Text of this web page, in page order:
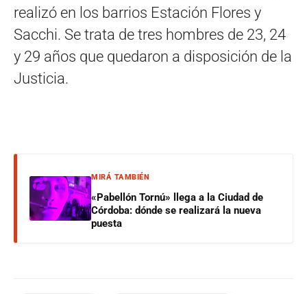
realizó en los barrios Estación Flores y
Sacchi. Se trata de tres hombres de 23, 24
y 29 años que quedaron a disposición de la
Justicia.
MIRÁ TAMBIÉN
«Pabellón Tornú» llega a la Ciudad de
Córdoba: dónde se realizará la nueva
puesta